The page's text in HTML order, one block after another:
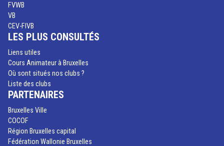
FVWB
VB
CEV-FIVB
LES PLUS CONSULTÉS
Liens utiles
Cours Animateur à Bruxelles
Où sont situés nos clubs ?
Liste des clubs
PARTENAIRES
Bruxelles Ville
COCOF
Région Bruxelles capital
Fédération Wallonie Bruxelles